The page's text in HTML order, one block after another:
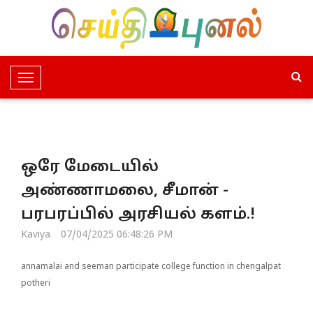
T
o
e
N
a
i
a
t
ஒரே மேடையில்
அண்ணாமலை, சீமான் -
பரபரப்பில் அரசியல் களம்.!
Kaviya 07/04/2025 06:48:26 PM
annamalai and seeman participate college function in chengalpat
potheri